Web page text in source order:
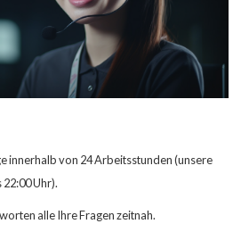
innerhalb von 24 Arbeitsstunden (unsere
Uhr).
alle Ihre Fragen zeitnah.